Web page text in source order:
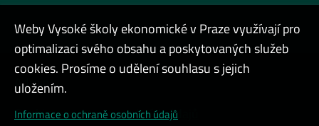
Admin
Cookies a ochrana osobních údajů
Weby Vysoké školy ekonomické v Praze využívají pro
optimalizaci svého obsahu a poskytovaných služeb
cookies. Prosíme o udělení souhlasu s jejich
uložením.
Informace o ochraně osobních údajů